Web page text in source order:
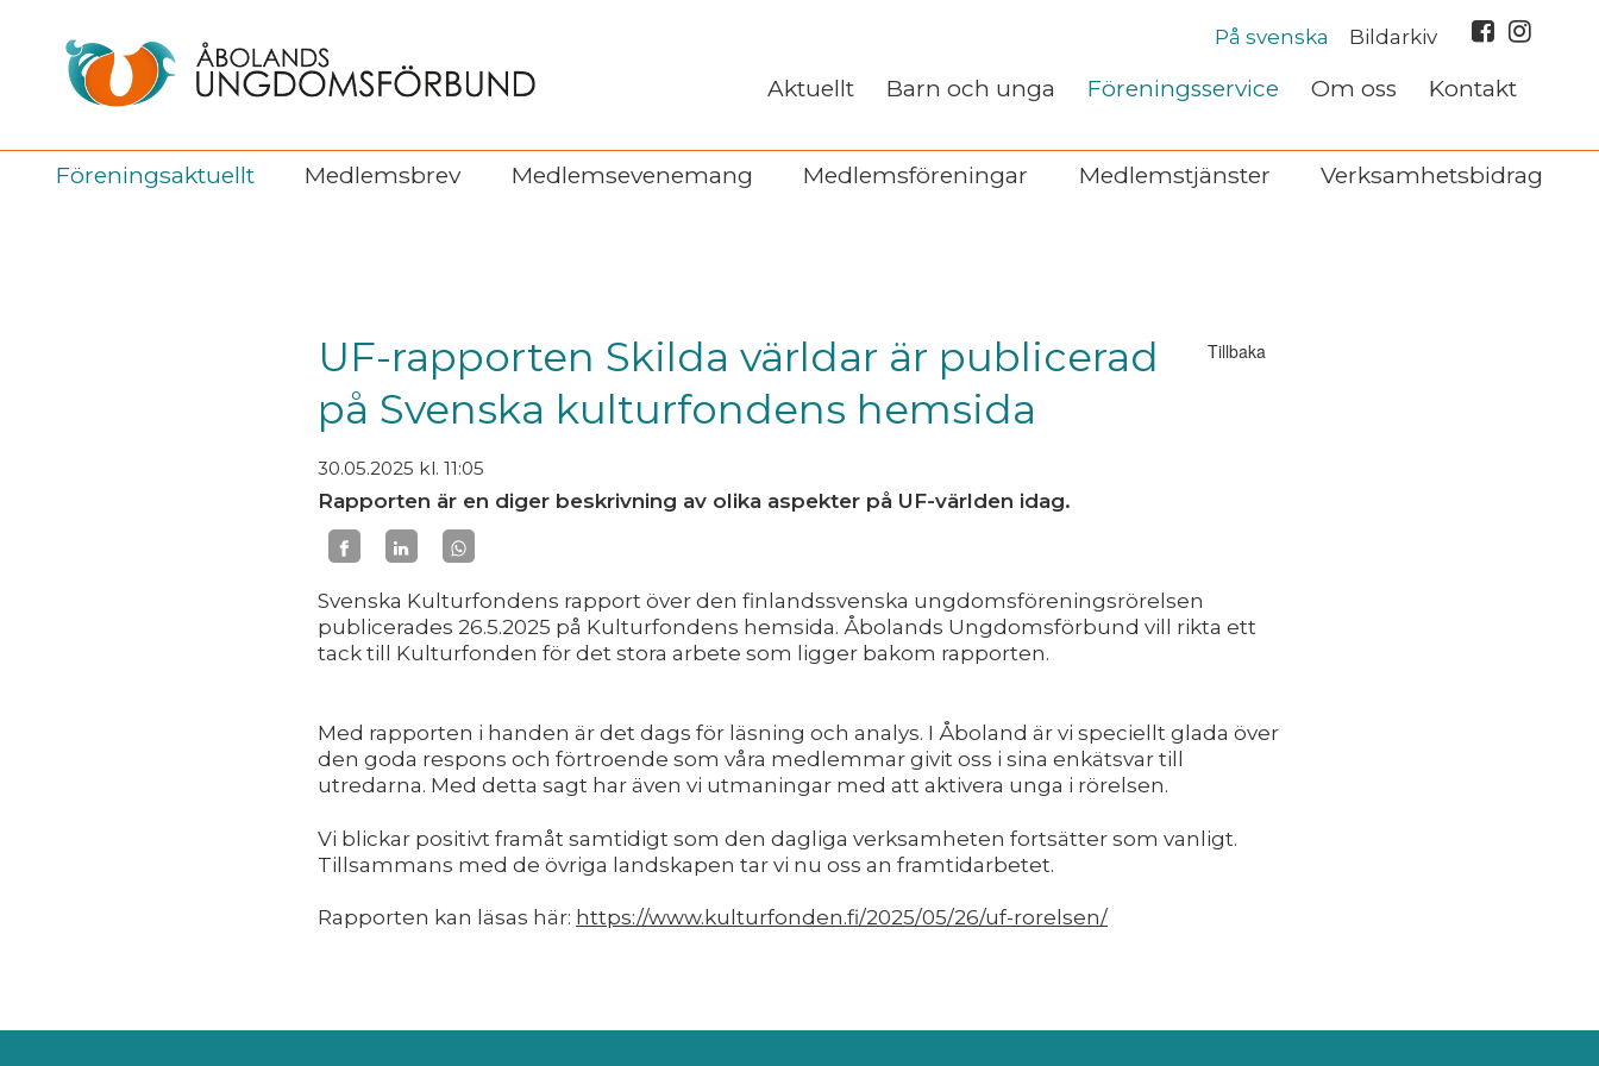
På svenska Bildarkiv
Aktuellt Barn och unga Föreningsservice Om oss Kontakt
Föreningsaktuellt Medlemsbrev Medlemsevenemang Medlemsföreningar Medlemstjänster Verksamhetsbidrag
Tillbaka
UF-rapporten Skilda världar är publicerad
på Svenska kulturfondens hemsida
30.05.2025 kl. 11:05
Rapporten är en diger beskrivning av olika aspekter på UF-världen idag.
Svenska Kulturfondens rapport över den finlandssvenska ungdomsföreningsrörelsen
publicerades 26.5.2025 på Kulturfondens hemsida. Åbolands Ungdomsförbund vill rikta ett
tack till Kulturfonden för det stora arbete som ligger bakom rapporten.
Med rapporten i handen är det dags för läsning och analys. I Åboland är vi speciellt glada över
den goda respons och förtroende som våra medlemmar givit oss i sina enkätsvar till
utredarna. Med detta sagt har även vi utmaningar med att aktivera unga i rörelsen.
Vi blickar positivt framåt samtidigt som den dagliga verksamheten fortsätter som vanligt.
Tillsammans med de övriga landskapen tar vi nu oss an framtidarbetet.
Rapporten kan läsas här: https://www.kulturfonden.fi/2025/05/26/uf-rorelsen/